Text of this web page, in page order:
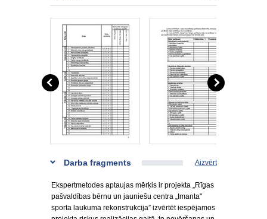
Darba fragments Aizvērt
Ekspertmetodes aptaujas mērķis ir projekta „Rīgas
pašvaldības bērnu un jauniešu centra „Imanta"
sporta laukuma rekonstrukcija” izvērtēt iespējamos